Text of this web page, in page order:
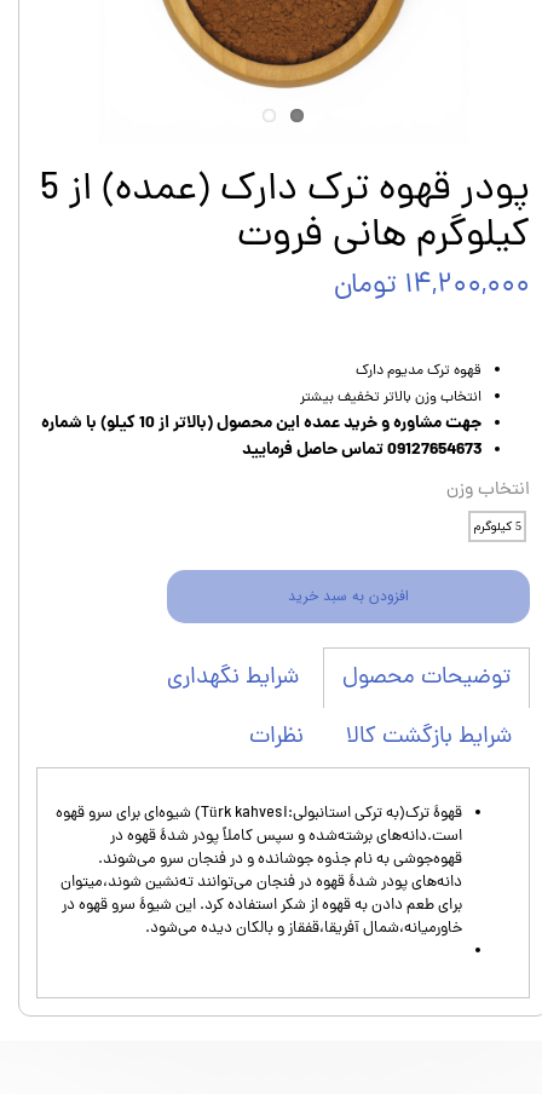
پودر قهوه ترک دارک (عمده) از 5
کیلوگرم هانی فروت
۱۴,۲۰۰,۰۰۰ تومان
قهوه ترک مدیوم دارک
انتخاب وزن بالاتر تخفیف بیشتر
جهت مشاوره و خرید عمده این محصول (بالاتر از 10 کیلو) با شماره
09127654673 تماس حاصل فرمایید
انتخاب وزن
5 کیلوگرم
افزودن به سبد خرید
توضیحات محصول
شرایط نگهداری
شرایط بازگشت کالا
نظرات
قهوهٔ ترک(به ترکی استانبولی:Türk kahvesi) شیوه‌ای برای سرو قهوه
است.دانه‌های برشته‌شده و سپس کاملاً پودر شدهٔ قهوه در
قهوه‌جوشی به نام جذوه جوشانده و در فنجان سرو می‌شوند.
دانه‌های پودر شدهٔ قهوه در فنجان می‌توانند ته‌نشین شوند،میتوان
برای طعم دادن به قهوه از شکر استفاده کرد. این شیوهٔ سرو قهوه در
خاورمیانه،شمال آفریقا،قفقاز و بالکان دیده می‌شود.